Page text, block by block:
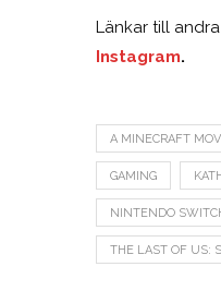
Länkar till
Instagram.
A MINECRAFT
GAMING
NINTENDO
THE LAST OF US: